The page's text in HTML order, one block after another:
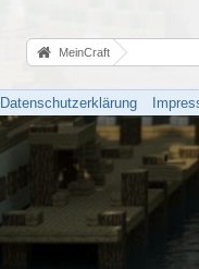
MeinCraft
Datenschutzerklärung